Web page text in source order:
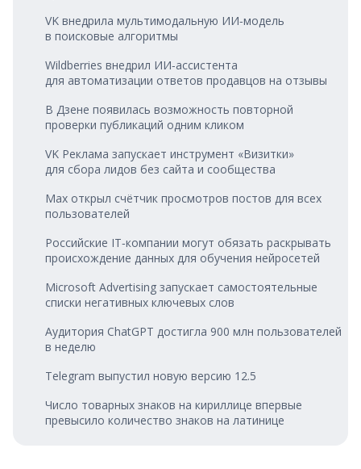
VK внедрила мультимодальную ИИ‑модель
в поисковые алгоритмы
Wildberries внедрил ИИ‑ассистента
для автоматизации ответов продавцов на отзывы
В Дзене появилась возможность повторной
проверки публикаций одним кликом
VK Реклама запускает инструмент «Визитки»
для сбора лидов без сайта и сообщества
Max открыл счётчик просмотров постов для всех
пользователей
Российские IT‑компании могут обязать раскрывать
происхождение данных для обучения нейросетей
Microsoft Advertising запускает самостоятельные
списки негативных ключевых слов
Аудитория ChatGPT достигла 900 млн пользователей
в неделю
Telegram выпустил новую версию 12.5
Число товарных знаков на кириллице впервые
превысило количество знаков на латинице